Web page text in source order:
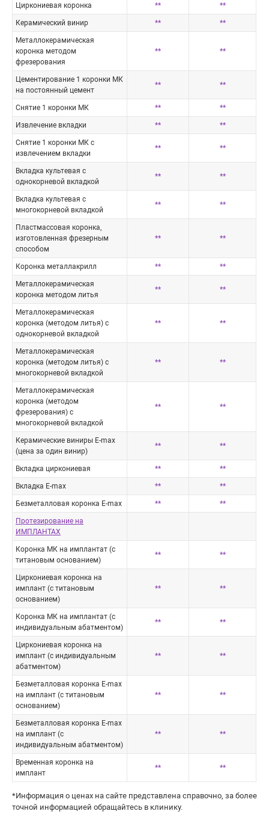
Циркониевая коронка ** **
Керамический винир ** **
Металлокерамическая
коронка методом
фрезерования
** **
Цементирование 1 коронки МК
на постоянный цемент
** **
Снятие 1 коронки МК ** **
Извлечение вкладки ** **
Снятие 1 коронки МК с
извлечением вкладки
** **
Вкладка культевая с
однокорневой вкладкой
** **
Вкладка культевая с
многокорневой вкладкой
** **
Пластмассовая коронка,
изготовленная фрезерным
способом
** **
Коронка металлакрилл ** **
Металлокерамическая
коронка методом литья
** **
Металлокерамическая
коронка (методом литья) с
однокорневой вкладкой
** **
Металлокерамическая
коронка (методом литья) с
многокорневой вкладкой
** **
Металлокерамическая
коронка (методом
фрезерования) с
многокорневой вкладкой
** **
Керамические виниры E-max
(цена за один винир)
** **
Вкладка циркониевая ** **
Вкладка E-max ** **
Безметалловая коронка E-max ** **
Протезирование на
ИМПЛАНТАХ
Коронка МК на имплантат (с
титановым основанием)
** **
Циркониевая коронка на
имплант (с титановым
основанием)
** **
Коронка МК на имплантат (с
индивидуальным абатментом)
** **
Циркониевая коронка на
имплант (с индивидуальным
абатментом)
** **
Безметалловая коронка E-max
на имплант (с титановым
основанием)
** **
Безметалловая коронка E-max
на имплант (с
индивидуальным абатментом)
** **
Временная коронка на
имплант
** **
*Информация о ценах на сайте представлена справочно, за более
точной информацией обращайтесь в клинику.